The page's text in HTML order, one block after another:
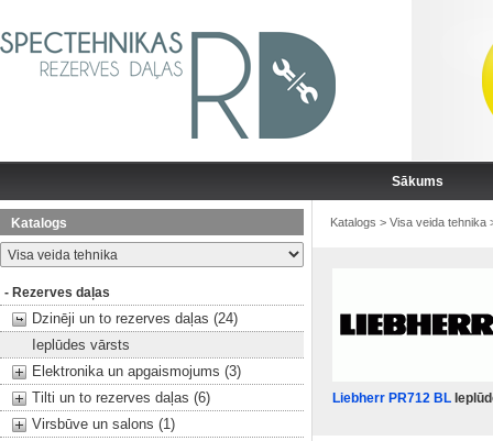
Sākums
Katalogs
- Rezerves daļas
Dzinēji un to rezerves daļas (24)
Ieplūdes vārsts
Elektronika un apgaismojums (3)
Tilti un to rezerves daļas (6)
Virsbūve un salons (1)
Katalogs > Visa veida tehnika
Liebherr PR712 BL